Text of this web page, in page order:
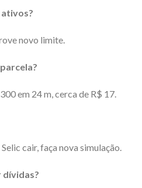
novo limite.
em 24 m, cerca de R$ 17.
cair, faça nova simulação.
dívidas?